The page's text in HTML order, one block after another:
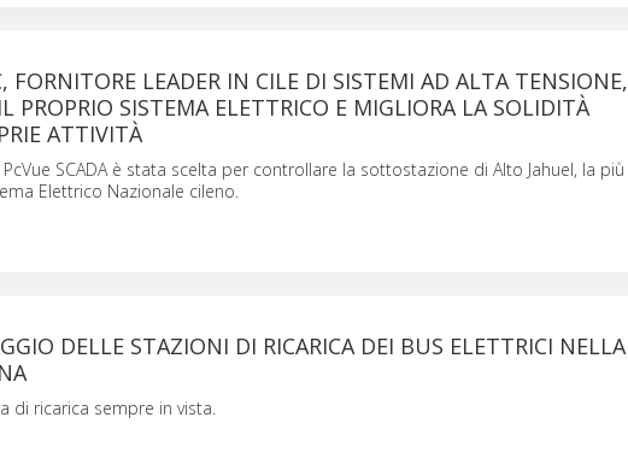
FORNITORE LEADER IN CILE DI SISTEMI AD ALTA TENSIONE,
PROPRIO SISTEMA ELETTRICO E MIGLIORA LA SOLIDITÀ
ATTIVITÀ
SCADA è stata scelta per controllare la sottostazione di Alto Jahuel, la più
Elettrico Nazionale cileno.
DELLE STAZIONI DI RICARICA DEI BUS ELETTRICI NELLA
di ricarica sempre in vista.